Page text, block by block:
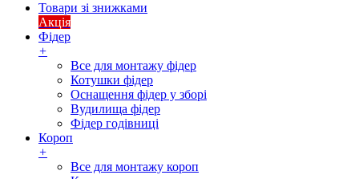
Товари зі знижками
Акція
Фідер
+
Все для монтажу фідер
Котушки фідер
Оснащення фідер у зборі
Вудилища фідер
Фідер годівниці
Короп
+
Все для монтажу короп